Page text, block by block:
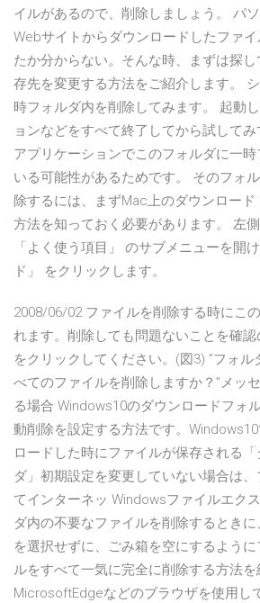
イルがあるので、削除しましょう。 パ
Webサイトからダウンロードしたファ
たか分からない。そんな時、まずは探
存先を変更する方法をご紹介します。
時フォルダ内を削除してみます。 起動
ョンなどをすべて終了してから試して
アプリケーションでこのフォルダに一
いる可能性があるためです。 そのフォ
除するには、まずMac上のダウンロー
方法を知っておく必要があります。 左側
「よく使う項目」 のサブメニューを開
ド」 をクリックします。
2008/06/02 ファイルを削除する時にこ
れます。削除しても問題ないことを確認
をクリックしてください。(図3) ”フォ
べてのファイルを削除しますか？”メッ
る場合 Windows10のダウンロードフォ
動削除を設定する方法です。
ロードした時にファイルが保存される
ダ」初期設定を変更していない場合は
てインターネッ Windowsファイルエク
ダ内の不要なファイルを削除するとき
を選択せずに、ごみ箱を空にするよう
ルをすべて一気に完全に削除する方法を
MicrosoftEdgeなどのブラウザを使用し